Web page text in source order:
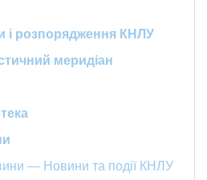
і розпорядження КНЛУ
меридіан
— Новини та події КНЛУ